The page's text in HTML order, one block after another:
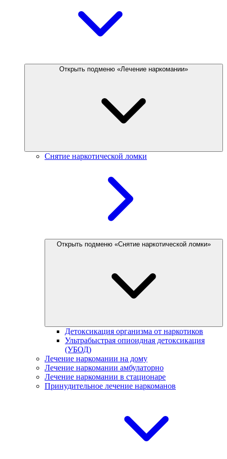
Открыть подменю «Лечение наркомании»
Снятие наркотической ломки
Открыть подменю «Снятие наркотической ломки»
Детоксикация организма от наркотиков
Ультрабыстрая опиоидная детоксикация
(УБОД)
Лечение наркомании на дому
Лечение наркомании амбулаторно
Лечение наркомании в стационаре
Принудительное лечение наркоманов